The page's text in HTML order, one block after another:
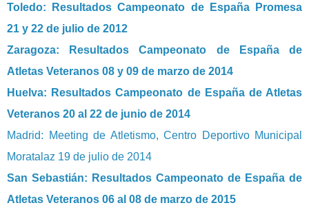
Toledo: Resultados Campeonato de España Promesa
21 y 22 de julio de 2012
Zaragoza: Resultados Campeonato de España de
Atletas Veteranos 08 y 09 de marzo de 2014
Huelva: Resultados Campeonato de España de Atletas
Veteranos 20 al 22 de junio de 2014
Madrid: Meeting de Atletismo, Centro Deportivo Municipal
Moratalaz 19 de julio de 2014
San Sebastián: Resultados Campeonato de España de
Atletas Veteranos 06 al 08 de marzo de 2015